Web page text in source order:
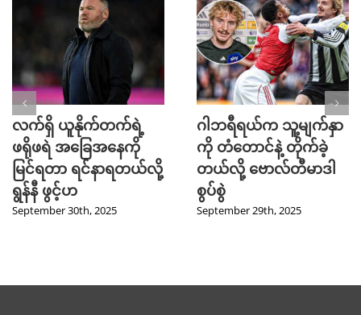
လက်ရှိ ယူနိုက်တက်ရဲ့
ဖရိုဖရဲ အခြေအနေကို
မြင်ရတာ ရင်နာရတယ်လို့
ရွန်နီ ဖွင့်ဟ
September 30th, 2025
ဂါဘရီရယ်က သူ့မျက်နှာ
ကို တံတောင်နဲ့ တိုက်ခဲ့
တယ်လို့ ဗောလ်တီမာဒါ
စွပ်စွဲ
September 29th, 2025